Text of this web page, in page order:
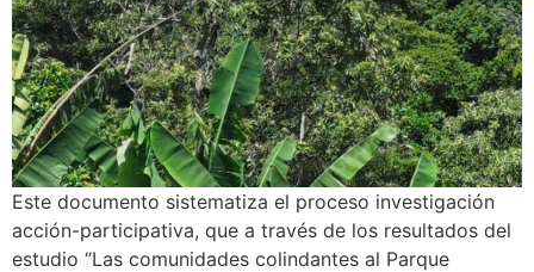
Este documento sistematiza el proceso investigación
acción-participativa, que a través de los resultados del
estudio “Las comunidades colindantes al Parque